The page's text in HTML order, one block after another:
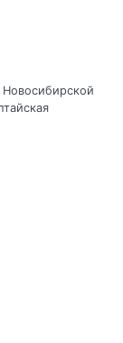
Новосибирской